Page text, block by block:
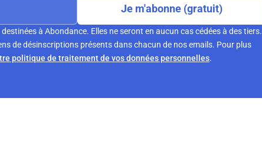
Je m'abonne (gratuit)
à Abondance. Elles ne seront en aucun cas cédées à des tiers.
de désinscriptions présents dans chacun de nos emails. Pour plus
politique de traitement de vos données personnelles.